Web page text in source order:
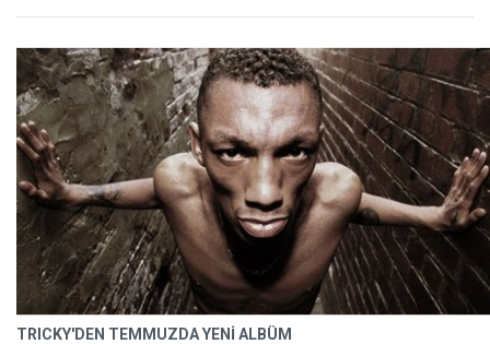
TRICKY'DEN TEMMUZDA YENİ ALBÜM